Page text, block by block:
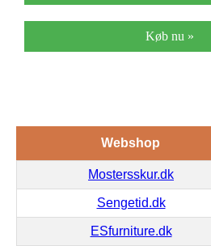
Køb nu »
Webshop
Mostersskur.dk
Sengetid.dk
ESfurniture.dk